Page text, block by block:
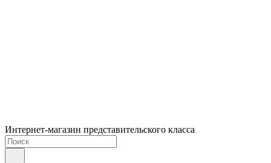
Интернет-магазин представительского класса